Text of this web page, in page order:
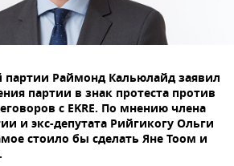
партии Раймонд Кальюлайд заявил
партии в знак протеста против
с EKRE. По мнению члена
и экс-депутата Рийгикогу Ольги
стоило бы сделать Яне Тоом и